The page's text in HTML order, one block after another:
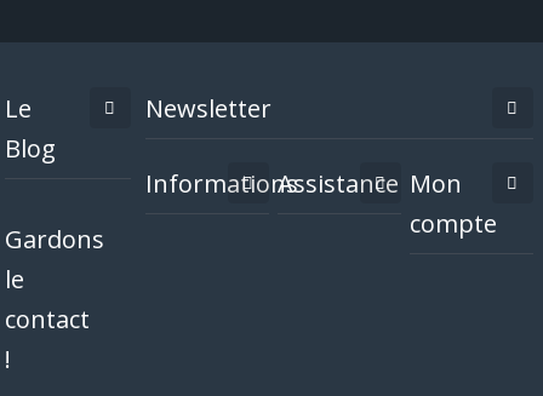
Le
Blog
Gardons
le
contact
!
Newsletter
InformationsAssistance Mon
compte